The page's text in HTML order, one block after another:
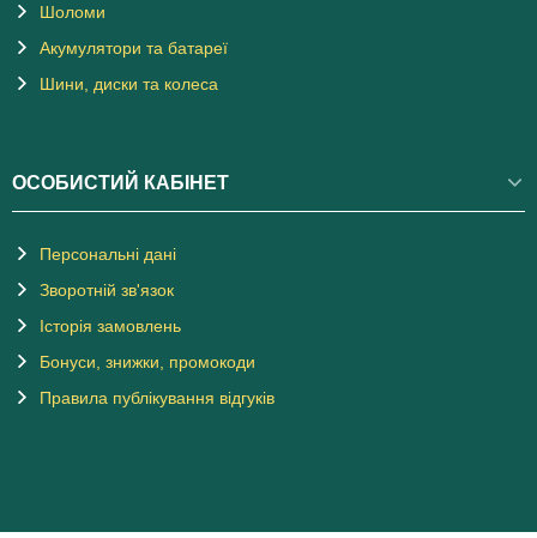
Шоломи
Акумулятори та батареї
Шини, диски та колеса
ОСОБИСТИЙ КАБІНЕТ
Персональні дані
Зворотній зв'язок
Історія замовлень
Бонуси, знижки, промокоди
Правила публікування відгуків